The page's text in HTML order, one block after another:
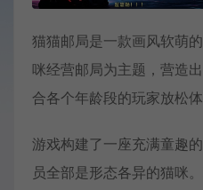
猫猫邮局是一款画风软萌
咪经营邮局为主题，营造
合各个年龄段的玩家放松体
游戏构建了一座充满童趣
员全部是形态各异的猫咪